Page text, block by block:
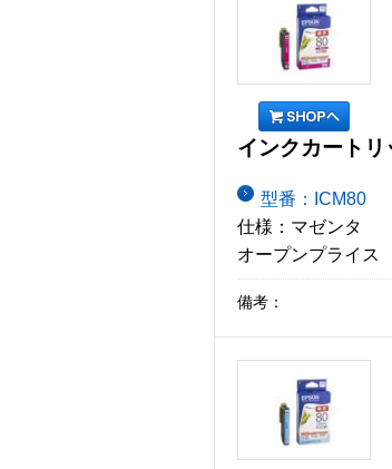
インクカートリ
型番：ICM80
仕様：マゼンタ
オープンプライス
備考：